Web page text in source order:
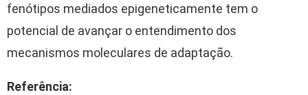
fenótipos mediados epigeneticamente tem o
potencial de avançar o entendimento dos
mecanismos moleculares de adaptação.
Referência: